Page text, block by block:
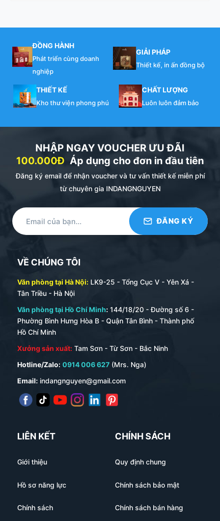
ĐỒNG HÀNH
Phát triển cùng doanh
nghiệp
GIẢI PHÁP
Thiết kế, in ấn đồng bộ
THIẾT KẾ
Kho thư viện phong phú
CHẤT LƯỢNG
Luôn luôn đảm bảo
NHẬP NGAY VOUCHER ƯU ĐÃI
100.000Đ Áp dụng cho đơn in đầu tiên
Đăng ký email để nhận voucher và tư vấn thiết kế miễn phí
từ chuyên gia INDANGNGUYEN
VỀ CHÚNG TÔI
Văn phòng tại Hà Nội: LK9-25 - Tổng Cục V - Yên Xá -
Tân Triều - Hà Nội
Văn phòng tại Hồ Chí Minh: 144/18/20 - Đường số 6 -
Phường Bình Hưng Hòa B - Quận Tân Bình - Thành phố
Hồ Chí Minh
Xưởng sản xuất: Tam Sơn - Từ Sơn - Bắc Ninh
Hotline/Zalo: 0914 006 627 (Mrs. Nga)
Email: indangnguyen@gmail.com
LIÊN KẾT
Giới thiệu
Hồ sơ năng lực
Chính sách
CHÍNH SÁCH
Quy định chung
Chính sách bảo mật
Chính sách bán hàng